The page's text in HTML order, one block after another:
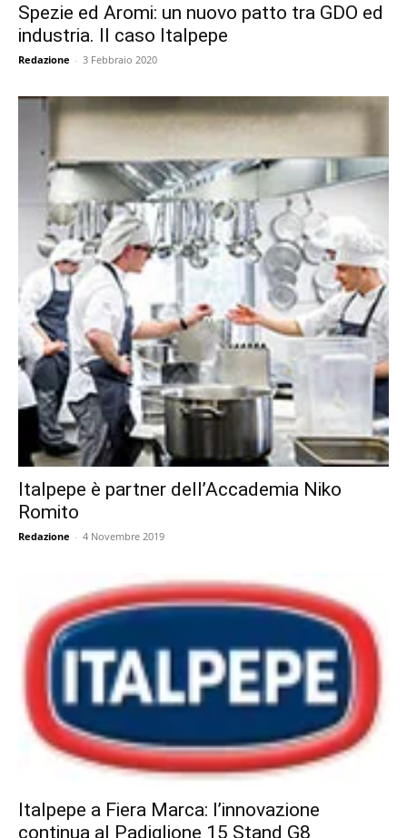
Spezie ed Aromi: un nuovo patto tra GDO ed
industria. Il caso Italpepe
Redazione - 3 Febbraio 2020
Italpepe è partner dell’Accademia Niko
Romito
Redazione - 4 Novembre 2019
Italpepe a Fiera Marca: l’innovazione
continua al Padiglione 15 Stand G8